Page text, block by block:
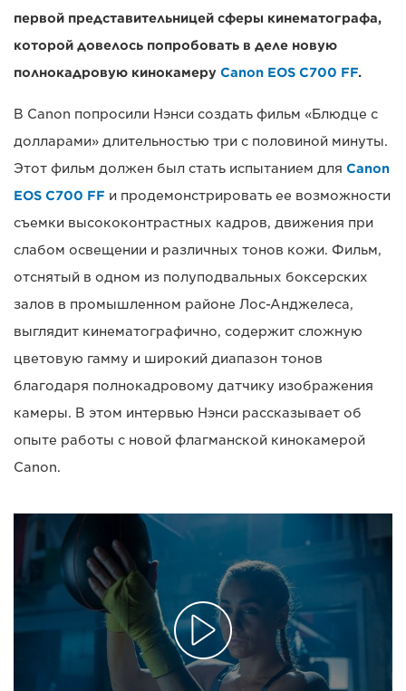
первой представительницей сферы кинематографа,
которой довелось попробовать в деле новую
полнокадровую кинокамеру Canon EOS C700 FF.
В Canon попросили Нэнси создать фильм «Блюдце с
долларами» длительностью три с половиной минуты.
Этот фильм должен был стать испытанием для Canon
EOS C700 FF и продемонстрировать ее возможности
съемки высококонтрастных кадров, движения при
слабом освещении и различных тонов кожи. Фильм,
отснятый в одном из полуподвальных боксерских
залов в промышленном районе Лос-Анджелеса,
выглядит кинематографично, содержит сложную
цветовую гамму и широкий диапазон тонов
благодаря полнокадровому датчику изображения
камеры. В этом интервью Нэнси рассказывает об
опыте работы с новой флагманской кинокамерой
Canon.